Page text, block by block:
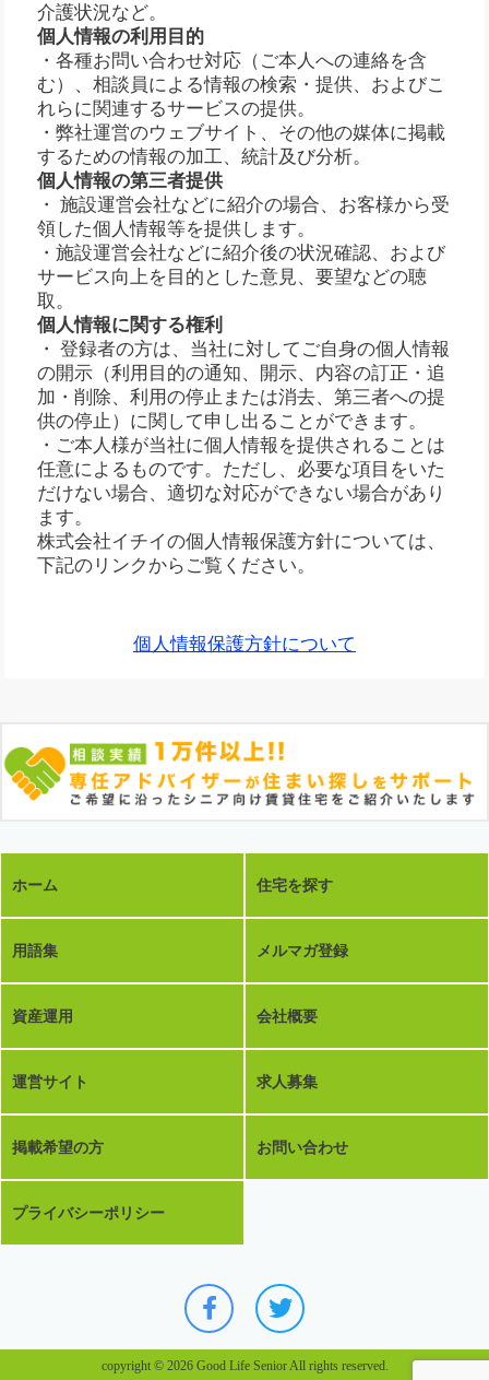
介護状況など。
個人情報の利用目的
・各種お問い合わせ対応（ご本人への連絡を含
む）、相談員による情報の検索・提供、およびこ
れらに関連するサービスの提供。
・弊社運営のウェブサイト、その他の媒体に掲載
するための情報の加工、統計及び分析。
個人情報の第三者提供
・ 施設運営会社などに紹介の場合、お客様から受
領した個人情報等を提供します。
・施設運営会社などに紹介後の状況確認、および
サービス向上を目的とした意見、要望などの聴
取。
個人情報に関する権利
・ 登録者の方は、当社に対してご自身の個人情報
の開示（利用目的の通知、開示、内容の訂正・追
加・削除、利用の停止または消去、第三者への提
供の停止）に関して申し出ることができます。
・ご本人様が当社に個人情報を提供されることは
任意によるものです。ただし、必要な項目をいた
だけない場合、適切な対応ができない場合があり
ます。
株式会社イチイの個人情報保護方針については、
下記のリンクからご覧ください。
個人情報保護方針について
ホーム 住宅を探す
用語集 メルマガ登録
資産運用 会社概要
運営サイト 求人募集
掲載希望の方 お問い合わせ
プライバシーポリシー
copyright © 2026 Good Life Senior All rights reserved.